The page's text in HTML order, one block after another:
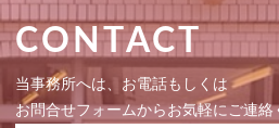
CONTACT
当事務所へは、お電話もしくは
お問合せフォームからお気軽にご連絡